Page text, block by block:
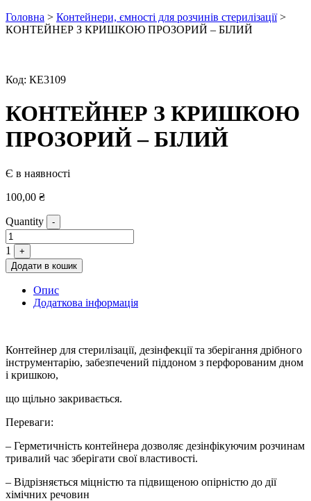
Головна > Контейнери, ємності для розчинів стерилізації>
КОНТЕЙНЕР З КРИШКОЮ ПРОЗОРИЙ – БІЛИЙ
Код: КЕ3109
КОНТЕЙНЕР З КРИШКОЮ
ПРОЗОРИЙ – БІЛИЙ
Є в наявності
100,00 ₴
Quantity -
1
+
Додати в кошик
Опис
Додаткова інформація
Контейнер для стерилізації, дезінфекції та зберігання дрібного
інструментарію, забезпечений піддоном з перфорованим дном
і кришкою,
що щільно закривається.
Переваги:
– Герметичність контейнера дозволяє дезінфікуючим розчинам
тривалий час зберігати свої властивості.
– Відрізняється міцністю та підвищеною опірністю до дії
хімічних речовин